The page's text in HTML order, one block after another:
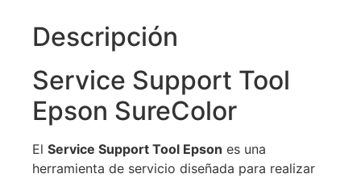
Descripción
Service Support Tool
Epson SureColor
El Service Support Tool Epson es una
herramienta de servicio diseñada para realizar